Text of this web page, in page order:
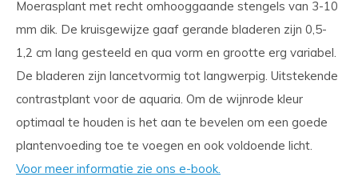
Moerasplant met recht omhooggaande stengels van 3-10
mm dik. De kruisgewijze gaaf gerande bladeren zijn 0,5-
1,2 cm lang gesteeld en qua vorm en grootte erg variabel.
De bladeren zijn lancetvormig tot langwerpig. Uitstekende
contrastplant voor de aquaria. Om de wijnrode kleur
optimaal te houden is het aan te bevelen om een goede
plantenvoeding toe te voegen en ook voldoende licht.
Voor meer informatie zie ons e-book.